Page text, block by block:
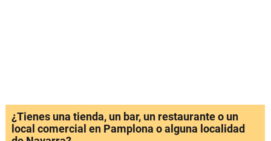
¿Tienes una tienda, un bar, un restaurante o un
local comercial en Pamplona o alguna localidad